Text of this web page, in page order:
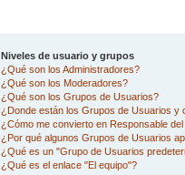
Niveles de usuario y grupos
¿Qué son los Administradores?
¿Qué son los Moderadores?
¿Qué son los Grupos de Usuarios?
¿Donde están los Grupos de Usuarios y
¿Cómo me convierto en Responsable
¿Por qué algunos Grupos de Usuarios
¿Qué es un "Grupo de Usuarios
¿Qué es el enlace "El equipo"?